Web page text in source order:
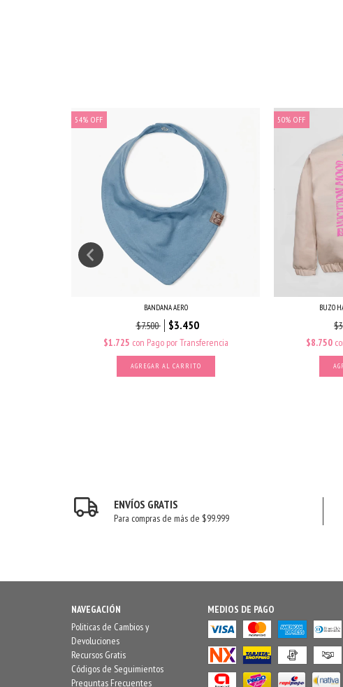
54% OFF
BANDANA AERO
$7.500 $3.450
$1.725 con Pago por Transferencia
50% OFF
BUZO
$8.750
ENVÍOS GRATIS
Para compras de más de $99.999
NAVEGACIÓN
Politicas de Cambios y
Devoluciones
Recursos Gratis
Códigos de Seguimientos
Preguntas Frecuentes
MEDIOS DE PAGO